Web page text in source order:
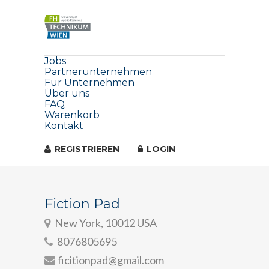
Jobs
Partnerunternehmen
Für Unternehmen
Über uns
FAQ
Warenkorb
Kontakt
REGISTRIEREN LOGIN
Fiction Pad
New York, 10012 USA
8076805695
ficitionpad@gmail.com